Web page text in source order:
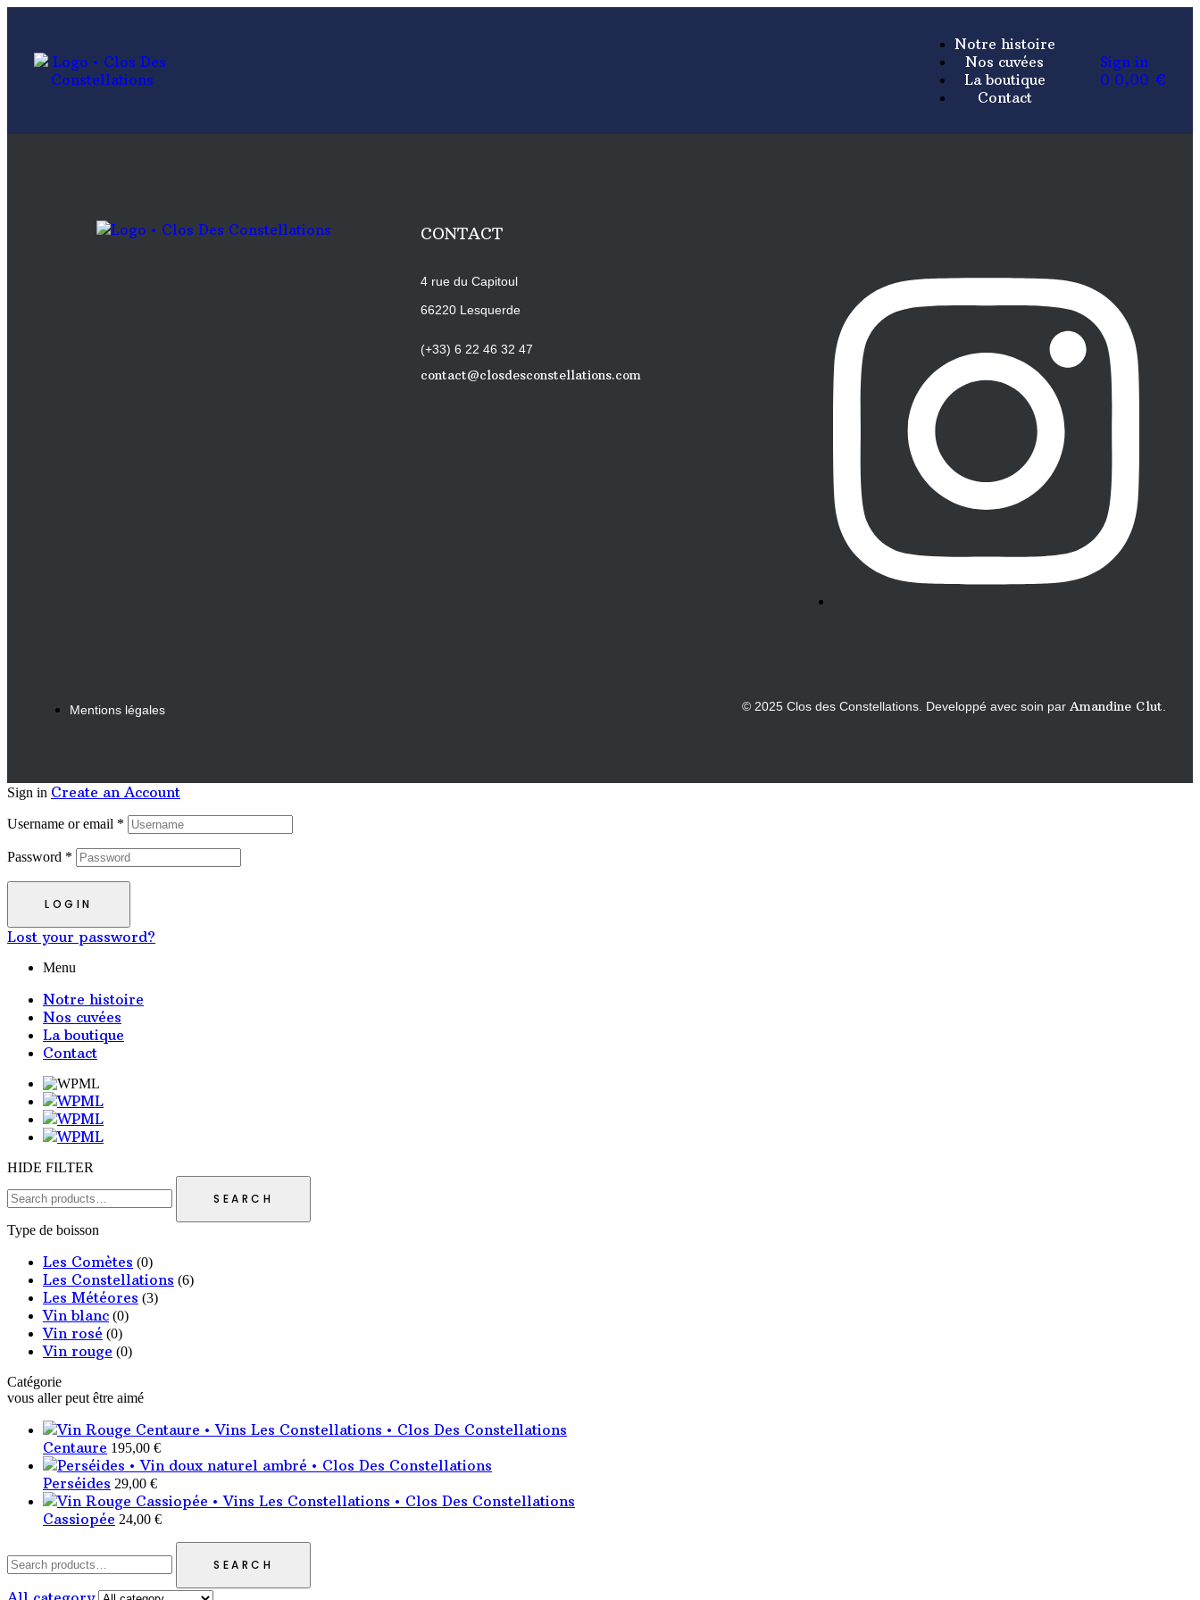
Notre histoire
Nos cuvées
La boutique
Contact
Sign in
0 0,00 €
Vin blanc
Home Page /Vin blanc
CONTACT
4 rue du Capitoul
66220 Lesquerde
(+33) 6 22 46 32 47
contact@closdesconstellations.com
Mentions légales © 2025 Clos des Constellations. Developpé avec soin par Amandine Clut
Sign in Create an Account
Username or email *
Password *
LOGIN
Lost your password?
Menu
Notre histoire
Nos cuvées
La boutique
Contact
HIDE FILTER
SEARCH
Type de boisson
Les Comètes (0)
Les Constellations (6)
Les Météores (3)
Vin blanc (0)
Vin rosé (0)
Vin rouge (0)
Catégorie
vous aller peut être aimé
Centaure 195,00 €
Perséides 29,00 €
Cassiopée 24,00 €
SEARCH